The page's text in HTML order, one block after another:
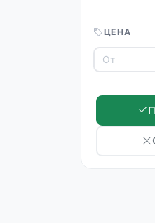
ЦЕНА